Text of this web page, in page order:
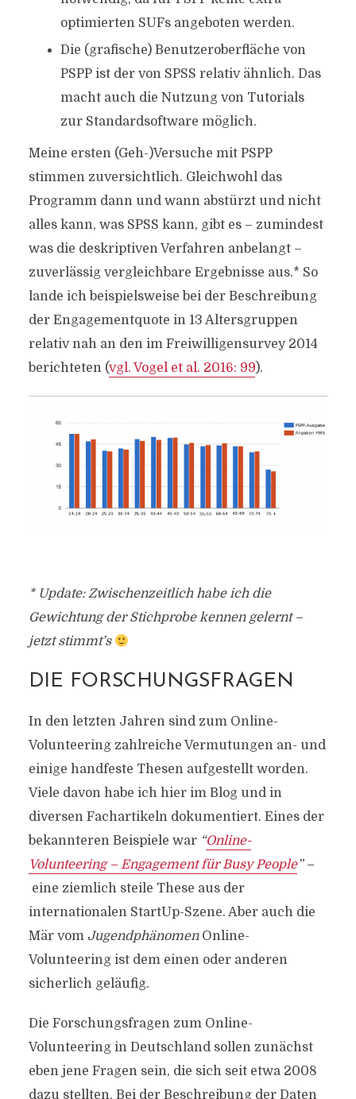
optimierten SUFs angeboten werden.
Die (grafische) Benutzeroberfläche von
PSPP ist der von SPSS relativ ähnlich. Das
macht auch die Nutzung von Tutorials
zur Standardsoftware möglich.
Meine ersten (Geh-)Versuche mit PSPP
stimmen zuversichtlich. Gleichwohl das
Programm dann und wann abstürzt und nicht
alles kann, was SPSS kann, gibt es – zumindest
was die deskriptiven Verfahren anbelangt –
zuverlässig vergleichbare Ergebnisse aus.* So
lande ich beispielsweise bei der Beschreibung
der Engagementquote in 13 Altersgruppen
relativ nah an den im Freiwilligensurvey 2014
berichteten (vgl. Vogel et al. 2016: 99).
* Update: Zwischenzeitlich habe ich die
Gewichtung der Stichprobe kennen gelernt –
jetzt stimmt’s
DIE FORSCHUNGSFRAGEN
In den letzten Jahren sind zum Online-
Volunteering zahlreiche Vermutungen an- und
einige handfeste Thesen aufgestellt worden.
Viele davon habe ich hier im Blog und in
diversen Fachartikeln dokumentiert. Eines der
bekannteren Beispiele war “Online-
Volunteering – Engagement für Busy People” –
eine ziemlich steile These aus der
internationalen StartUp-Szene. Aber auch die
Mär vom JugendphänomenOnline-
Volunteering ist dem einen oder anderen
sicherlich geläufig.
Die Forschungsfragen zum Online-
Volunteering in Deutschland sollen zunächst
eben jene Fragen sein, die sich seit etwa 2008
dazu stellten. Bei der Beschreibung der Daten